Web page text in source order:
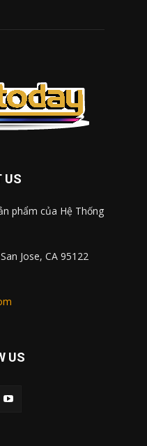
US
phẩm của Hệ Thống
Jose, CA 95122
US